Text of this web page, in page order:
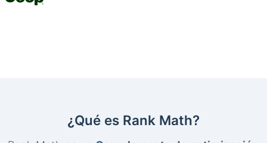
¿Qué es Rank Math?